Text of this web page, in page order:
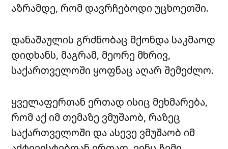
აზრამდე, რომ დავრჩებოდი უცხოეთში.
დანაშაულის გრძნობაც მქონდა საკმაოდ
დიდხანს, მაგრამ, მეორე მხრივ,
საქართველოში ყოფნაც აღარ შემეძლო.
ყველაფერთან ერთად ისიც მეხმარება,
რომ აქ იმ თემაზე ვმუშაობ, რაზეც
საქართველოში და ასევე ვმუშაობ იმ